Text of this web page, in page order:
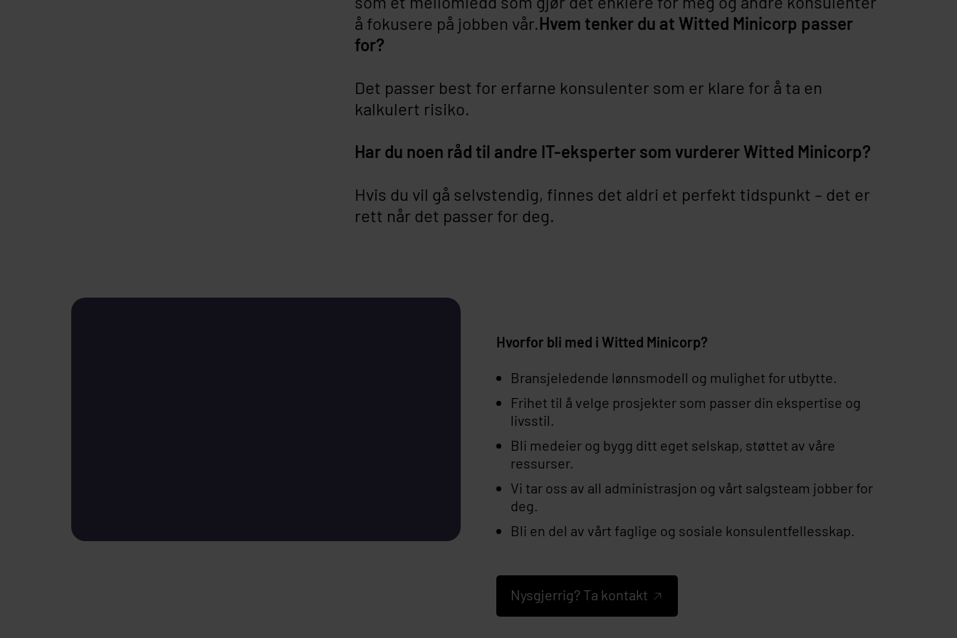
å fokusere på jobben vår.Hvem tenker du at Witted Minicorp passer
for?
Det passer best for erfarne konsulenter som er klare for å ta en
kalkulert risiko.
Har du noen råd til andre IT-eksperter som vurderer Witted Minicorp?
Hvis du vil gå selvstendig, finnes det aldri et perfekt tidspunkt – det er
rett når det passer for deg.
Hvorfor bli med i Witted Minicorp?
Bransjeledende lønnsmodell og mulighet for utbytte.
Frihet til å velge prosjekter som passer din ekspertise og
livsstil.
Bli medeier og bygg ditt eget selskap, støttet av våre
ressurser.
Vi tar oss av all administrasjon og vårt salgsteam jobber for
deg.
Bli en del av vårt faglige og sosiale konsulentfellesskap.
Nysgjerrig? Ta kontakt